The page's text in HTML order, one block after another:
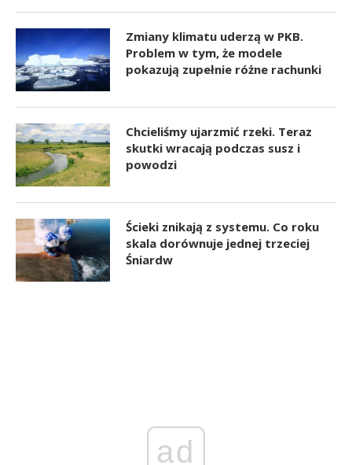
Zmiany klimatu uderzą w PKB.
Problem w tym, że modele
pokazują zupełnie różne rachunki
Chcieliśmy ujarzmić rzeki. Teraz
skutki wracają podczas susz i
powodzi
Ścieki znikają z systemu. Co roku
skala dorównuje jednej trzeciej
Śniardw
ad